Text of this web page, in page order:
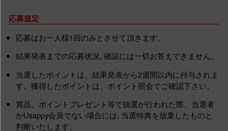
応募規定
応募はお一人様1回のみとさせて頂きます。
結果発表までの応募状況､確認には一切お答えできません。
当選したポイントは、結果発表から2週間以内に付与されま
す。獲得したポイントは、ポイント照会でご確認下さい。
賞品、ポイントプレゼント等で抽選が行われた際、当選者
がUsappy会員でない場合には､当選特典を放棄したものと
判断いたします。